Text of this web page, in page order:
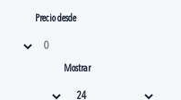
Precio desde
Mostrar